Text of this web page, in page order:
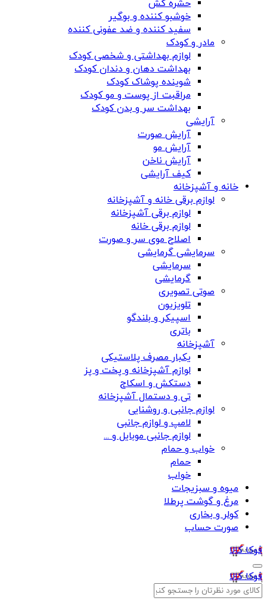
حشره کش
خوشبو کننده و بوگیر
سفید کننده و ضد عفونی کننده
مادر و کودک
لوازم بهداشتی و شخصی کودک
بهداشت دهان و دندان کودک
شوینده پوشاک کودک
مراقبت از پوست و مو کودک
بهداشت سر و بدن کودک
آرایشی
آرایش صورت
آرایش مو
آرایش ناخن
کیف آرایشی
خانه و آشپزخانه
لوازم برقی خانه و آشپزخانه
لوازم برقی آشپزخانه
لوازم برقی خانه
اصلاح موی سر و صورت
سرمایشی گرمایشی
سرمایشی
گرمایشی
صوتی تصویری
تلویزیون
اسپیکر و بلندگو
باتری
آشپزخانه
یکبار مصرف پلاستیکی
لوازم آشپزخانه و پخت و پز
دستکش و اسکاج
تی و دستمال آشپزخانه
لوازم جانبی و روشنایی
لامپ و لوازم جانبی
لوازم جانبی موبایل و ...
خواب و حمام
حمام
خواب
میوه و سبزیجات
مرغ و گوشت پرطلا
کولر و بخاری
صورت حساب
فوکا کالا
فوکا کالا